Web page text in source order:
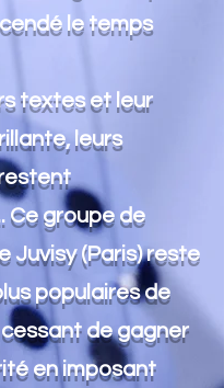
le temps
textes et leur
leurs
Ce groupe de
Juvisy (Paris) reste
populaires de
de gagner
en imposant